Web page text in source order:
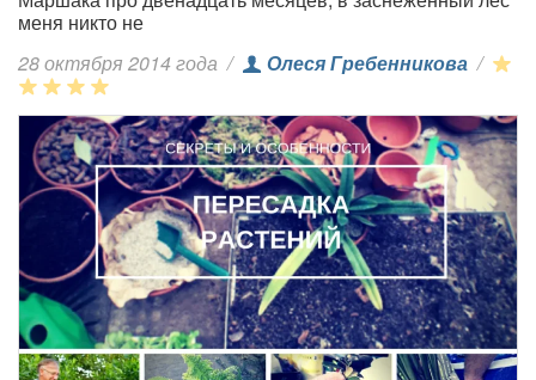
меня никто не
28 октября 2014 года / Олеся Гребенникова /